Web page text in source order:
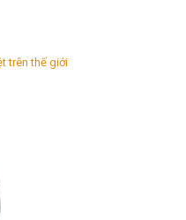
trên thế giới